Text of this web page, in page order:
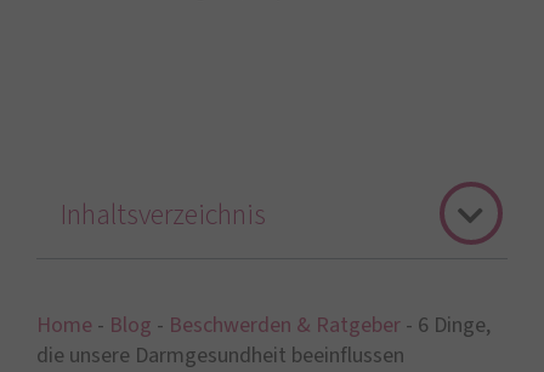
Home - Blog - Beschwerden & Ratgeber - 6 Dinge,
die unsere Darmgesundheit beeinflussen
Inhaltsverzeichnis